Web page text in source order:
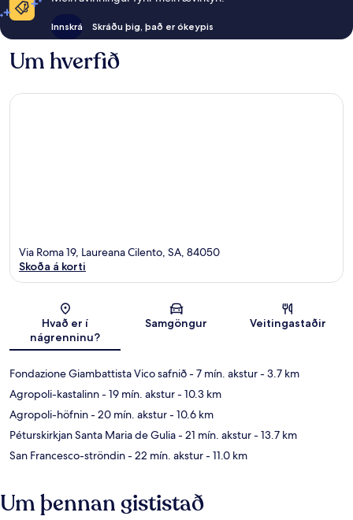
Innskrá Skráðu þig, það er ókeypis
Um hverfið
Kort
Via Roma 19, Laureana Cilento, SA, 84050
Skoða á korti
Hvað er í
nágrenninu?
Samgöngur Veitingastaðir
Fondazione Giambattista Vico safnið- 7 mín. akstur- 3.7 km
Agropoli-kastalinn- 19 mín. akstur- 10.3 km
Agropoli-höfnin- 20 mín. akstur- 10.6 km
Péturskirkjan Santa Maria de Gulia- 21 mín. akstur- 13.7 km
San Francesco-ströndin- 22 mín. akstur- 11.0 km
Um þennan gististað